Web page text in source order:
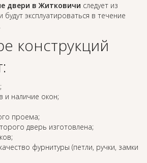
двери в Житковичи следует из
эксплуатироваться в течение
конструкций
и наличие окон;
проема;
дверь изготовлена;
фурнитуры (петли, ручки, замки